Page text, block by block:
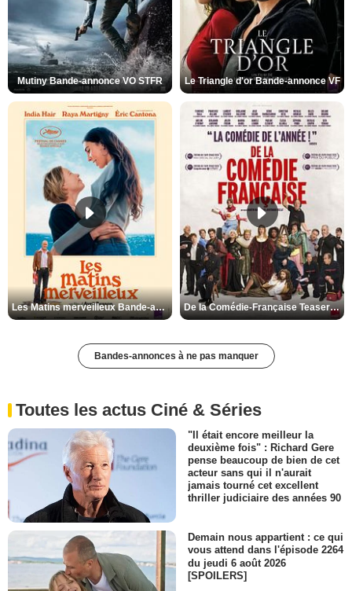
Mutiny Bande-annonce VO STFR Le Triangle d'or Bande-annonce VF
Les Matins merveilleux Bande-annonce VF De la Comédie-Française Teaser VF
Bandes-annonces à ne pas manquer
Toutes les actus Ciné & Séries
"Il était encore meilleur la
deuxième fois" : Richard Gere
pense beaucoup de bien de cet
acteur sans qui il n'aurait
jamais tourné cet excellent
thriller judiciaire des années 90
Demain nous appartient : ce qui
vous attend dans l'épisode 2264
du jeudi 6 août 2026
[SPOILERS]